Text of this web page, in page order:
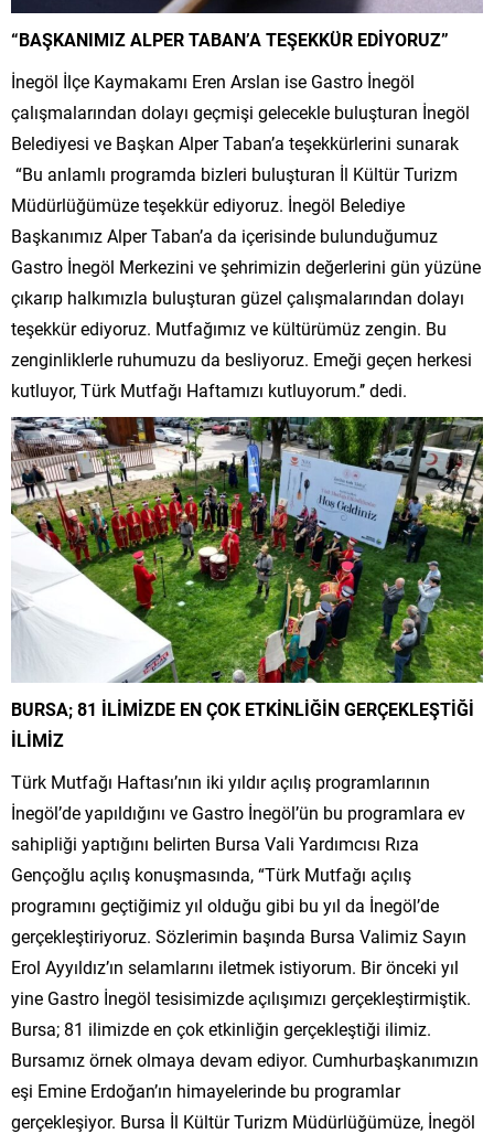
“BAŞKANIMIZ ALPER TABAN’A TEŞEKKÜR EDİYORUZ”
İnegöl İlçe Kaymakamı Eren Arslan ise Gastro İnegöl
çalışmalarından dolayı geçmişi gelecekle buluşturan İnegöl
Belediyesi ve Başkan Alper Taban’a teşekkürlerini sunarak
“Bu anlamlı programda bizleri buluşturan İl Kültür Turizm
Müdürlüğümüze teşekkür ediyoruz. İnegöl Belediye
Başkanımız Alper Taban’a da içerisinde bulunduğumuz
Gastro İnegöl Merkezini ve şehrimizin değerlerini gün yüzüne
çıkarıp halkımızla buluşturan güzel çalışmalarından dolayı
teşekkür ediyoruz. Mutfağımız ve kültürümüz zengin. Bu
zenginliklerle ruhumuzu da besliyoruz. Emeği geçen herkesi
kutluyor, Türk Mutfağı Haftamızı kutluyorum.’’ dedi.
BURSA; 81 İLİMİZDE EN ÇOK ETKİNLİĞİN GERÇEKLEŞTİĞİ
İLİMİZ
Türk Mutfağı Haftası’nın iki yıldır açılış programlarının
İnegöl’de yapıldığını ve Gastro İnegöl’ün bu programlara ev
sahipliği yaptığını belirten Bursa Vali Yardımcısı Rıza
Gençoğlu açılış konuşmasında, “Türk Mutfağı açılış
programını geçtiğimiz yıl olduğu gibi bu yıl da İnegöl’de
gerçekleştiriyoruz. Sözlerimin başında Bursa Valimiz Sayın
Erol Ayyıldız’ın selamlarını iletmek istiyorum. Bir önceki yıl
yine Gastro İnegöl tesisimizde açılışımızı gerçekleştirmiştik.
Bursa; 81 ilimizde en çok etkinliğin gerçekleştiği ilimiz.
Bursamız örnek olmaya devam ediyor. Cumhurbaşkanımızın
eşi Emine Erdoğan’ın himayelerinde bu programlar
gerçekleşiyor. Bursa İl Kültür Turizm Müdürlüğümüze, İnegöl